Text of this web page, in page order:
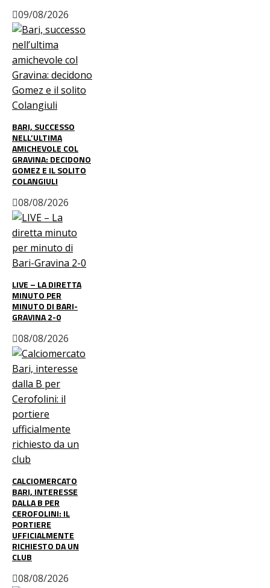
09/08/2026
BARI, SUCCESSO
NELL’ULTIMA
AMICHEVOLE COL
GRAVINA: DECIDONO
GOMEZ E IL SOLITO
COLANGIULI
08/08/2026
LIVE – LA DIRETTA
MINUTO PER
MINUTO DI BARI-
GRAVINA 2-0
08/08/2026
CALCIOMERCATO
BARI, INTERESSE
DALLA B PER
CEROFOLINI: IL
PORTIERE
UFFICIALMENTE
RICHIESTO DA UN
CLUB
08/08/2026